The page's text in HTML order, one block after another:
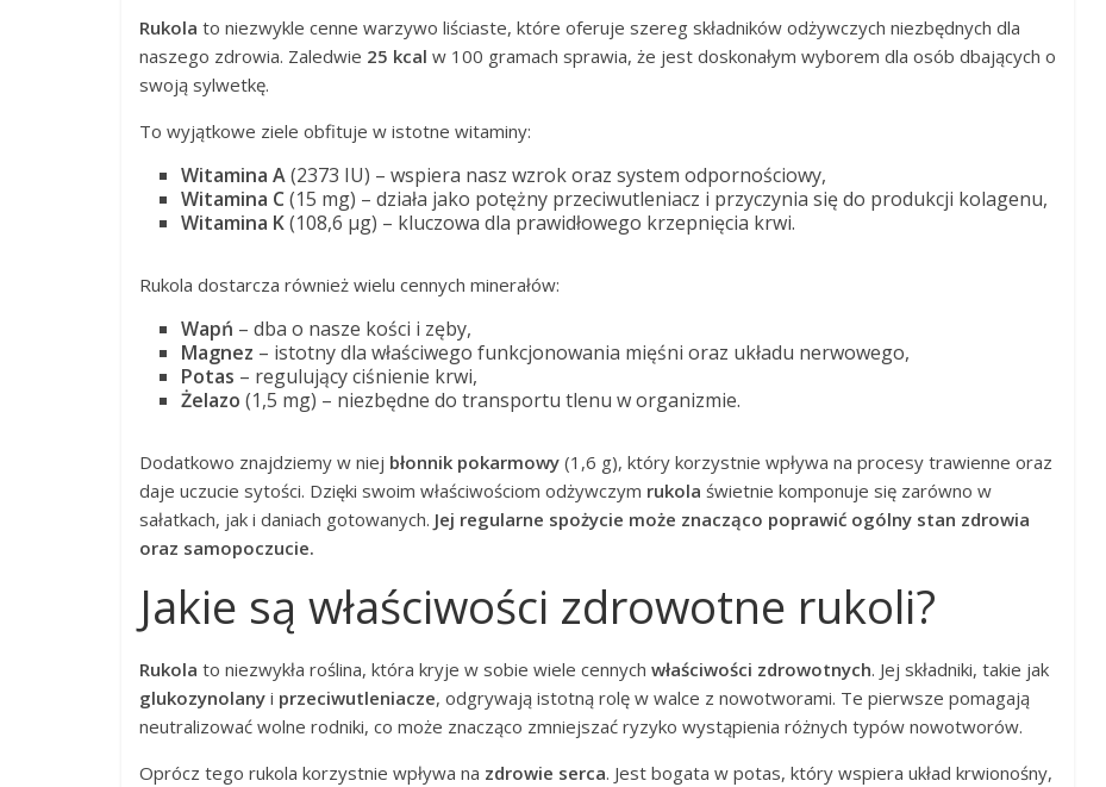
Rukola to niezwykle cenne warzywo liściaste, które oferuje szereg składników odżywczych niezbędnych dla
naszego zdrowia. Zaledwie 25 kcal w 100 gramach sprawia, że jest doskonałym wyborem dla osób dbających o
swoją sylwetkę.
To wyjątkowe ziele obfituje w istotne witaminy:
Witamina A(2373 IU) – wspiera nasz wzrok oraz system odpornościowy,
Witamina C(15 mg) – działa jako potężny przeciwutleniacz i przyczynia się do produkcji kolagenu,
Witamina K(108,6 µg) – kluczowa dla prawidłowego krzepnięcia krwi.
Rukola dostarcza również wielu cennych minerałów:
Wapń – dba o nasze kości i zęby,
Magnez – istotny dla właściwego funkcjonowania mięśni oraz układu nerwowego,
Potas – regulujący ciśnienie krwi,
Żelazo (1,5 mg) – niezbędne do transportu tlenu w organizmie.
Dodatkowo znajdziemy w niej błonnik pokarmowy (1,6 g), który korzystnie wpływa na procesy trawienne oraz
daje uczucie sytości. Dzięki swoim właściwościom odżywczym rukola świetnie komponuje się zarówno w
sałatkach, jak i daniach gotowanych. Jej regularne spożycie może znacząco poprawić ogólny stan zdrowia
oraz samopoczucie.
Jakie są właściwości zdrowotne rukoli?
Rukola to niezwykła roślina, która kryje w sobie wiele cennych właściwości zdrowotnych. Jej składniki, takie jak
glukozynolany i przeciwutleniacze, odgrywają istotną rolę w walce z nowotworami. Te pierwsze pomagają
neutralizować wolne rodniki, co może znacząco zmniejszać ryzyko wystąpienia różnych typów nowotworów.
Oprócz tego rukola korzystnie wpływa na zdrowie serca. Jest bogata w potas, który wspiera układ krwionośny,